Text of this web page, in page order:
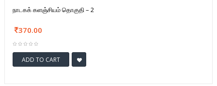
நாடகக் களஞ்சியம் தொகுதி – 2
370.00
ADD TO CART